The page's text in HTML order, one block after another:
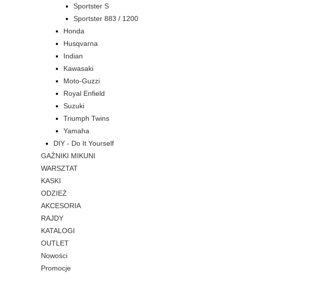
Sportster S
Sportster 883 / 1200
Honda
Husqvarna
Indian
Kawasaki
Moto-Guzzi
Royal Enfield
Suzuki
Triumph Twins
Yamaha
DIY - Do It Yourself
GAŹNIKI MIKUNI
WARSZTAT
KASKI
ODZIEŻ
AKCESORIA
RAJDY
KATALOGI
OUTLET
Nowości
Promocje